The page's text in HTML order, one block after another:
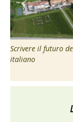
Scrivere il futuro
italiano